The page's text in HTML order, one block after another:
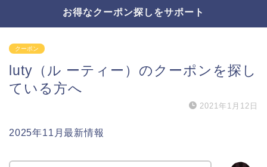
お得なクーポン探しをサポート
クーポン
luty（ル ーティー）のクーポンを探し
ている方へ
2021年1月12日
2025年11月最新情報